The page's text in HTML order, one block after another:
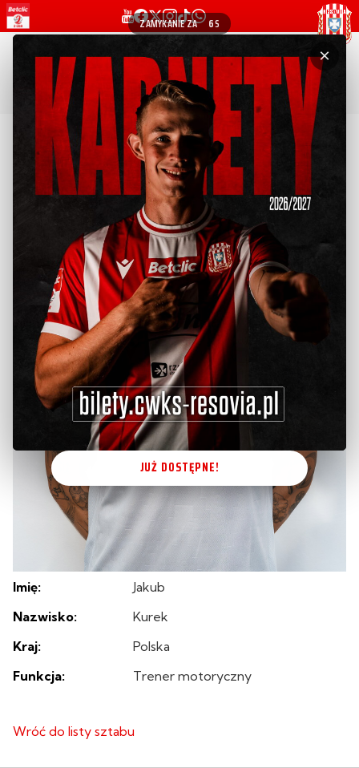
Jakub Kurek
WRÓĆ DO LISTY SZTABU
Imię:
Jakub
Nazwisko:
Kurek
Kraj:
Polska
Funkcja:
Trener motoryczny
Wróć do listy sztabu
ZAMYKANIE ZA 5S
×
JUŻ DOSTĘPNE!